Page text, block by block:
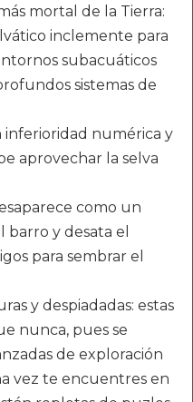
mortal de la Tierra:
inclemente para
subacuáticos
sistemas de
inferioridad numérica y
aprovechar la selva
como un
y desata el
para sembrar el
y despiadadas: estas
nunca, pues se
de exploración
vez te encuentres en